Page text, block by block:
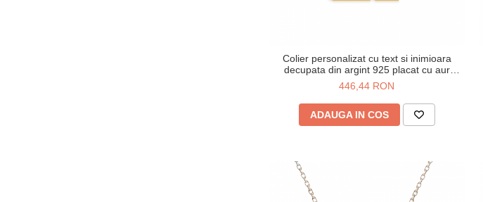
Colier personalizat cu text si inimioara
decupata din argint 925 placat cu aur
galben 24K
446,44 RON
ADAUGA IN COS